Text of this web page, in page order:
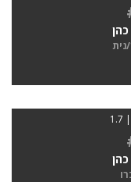
כהן
נית
כהן